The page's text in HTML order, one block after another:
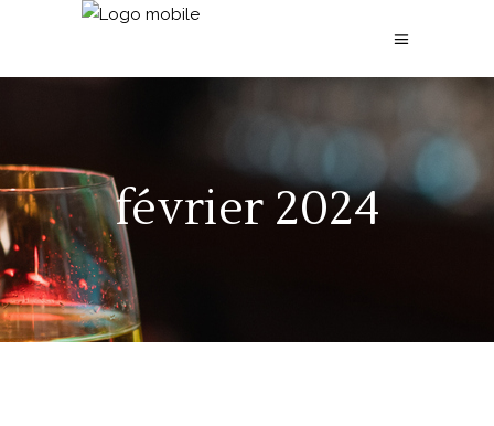
février 2024